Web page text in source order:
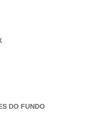
DO FUNDO